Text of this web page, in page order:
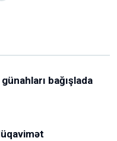
bağışlada